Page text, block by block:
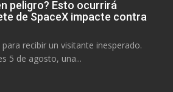
peligro? Esto ocurrirá
de SpaceX impacte contra
recibir un visitante inesperado.
5 de agosto, una...